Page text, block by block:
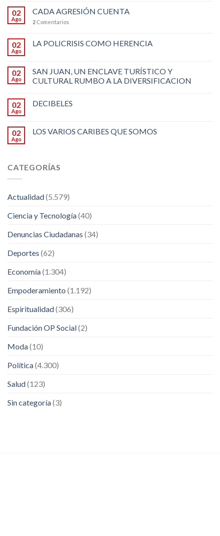
02
Ago
CADA AGRESIÓN CUENTA
2 Comentarios
02
Ago
LA POLICRISIS COMO HERENCIA
02
Ago
SAN JUAN, UN ENCLAVE TURÍSTICO Y
CULTURAL RUMBO A LA DIVERSIFICACION
02
Ago
DECIBELES
02
Ago
LOS VARIOS CARIBES QUE SOMOS
CATEGORÍAS
Actualidad(5.579)
Ciencia y Tecnología(40)
Denuncias Ciudadanas (34)
Deportes (62)
Economía(1.304)
Empoderamiento (1.192)
Espiritualidad(306)
Fundación OP Social(2)
Moda(10)
Política(4.300)
Salud(123)
Sin categoría(3)